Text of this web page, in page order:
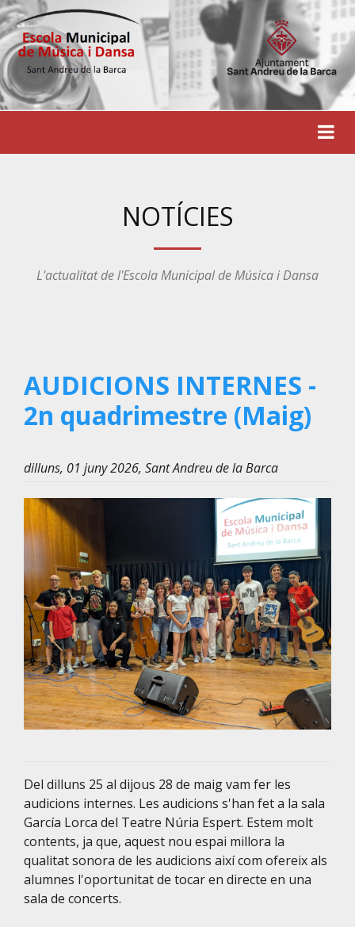
NOTÍCIES
L'actualitat de l'Escola Municipal de Música i Dansa
AUDICIONS INTERNES -
2n quadrimestre (Maig)
dilluns, 01 juny 2026, Sant Andreu de la Barca
Del dilluns 25 al dijous 28 de maig vam fer les
audicions internes. Les audicions s'han fet a la sala
García Lorca del Teatre Núria Espert. Estem molt
contents, ja que, aquest nou espai millora la
qualitat sonora de les audicions així com ofereix als
alumnes l'oportunitat de tocar en directe en una
sala de concerts.